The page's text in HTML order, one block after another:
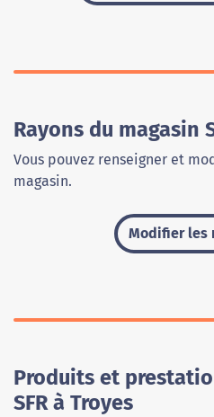
Rayons du magasin
Vous pouvez renseigner et
magasin.
Modifier les
Produits et
SFR à Troyes